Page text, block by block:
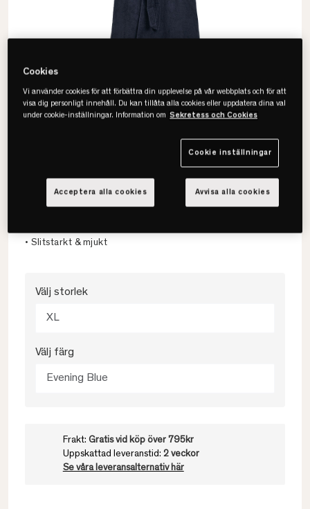
Archive Shield Terry Morgonrock
• Slitstarkt & mjukt
Välj storlek
XL
Välj färg
Evening Blue
Frakt: Gratis vid köp över 795kr
Uppskattad leveranstid: 2 veckor
Se våra leveransalternativ här
Cookies
Vi använder cookies för att förbättra din upplevelse på vår webbplats och för att
visa dig personligt innehåll. Du kan tillåta alla cookies eller uppdatera dina val
under cookie-inställningar. Information om Sekretess och Cookies
Cookie inställningar
Avvisa alla cookies
Acceptera alla cookies